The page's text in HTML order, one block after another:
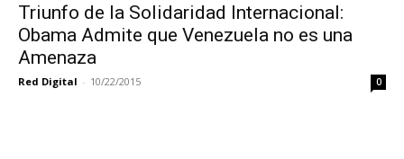
Triunfo de la Solidaridad Internacional:
Obama Admite que Venezuela no es una
Amenaza
Red Digital - 10/22/2015 0